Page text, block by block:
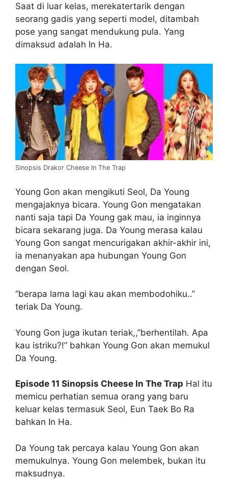
Saat di luar kelas, merekatertarik dengan
seorang gadis yang seperti model, ditambah
pose yang sangat mendukung pula. Yang
dimaksud adalah In Ha.
Sinopsis Drakor Cheese In The Trap
Young Gon akan mengikuti Seol, Da Young
mengajaknya bicara. Young Gon mengatakan
nanti saja tapi Da Young gak mau, ia inginnya
bicara sekarang juga. Da Young merasa kalau
Young Gon sangat mencurigakan akhir-akhir ini,
ia menanyakan apa hubungan Young Gon
dengan Seol.
“berapa lama lagi kau akan membodohiku..”
teriak Da Young.
Young Gon juga ikutan teriak,,”berhentilah. Apa
kau istriku?!” bahkan Young Gon akan memukul
Da Young.
Episode 11 Sinopsis Cheese In The Trap Hal itu
memicu perhatian semua orang yang baru
keluar kelas termasuk Seol, Eun Taek Bo Ra
bahkan In Ha.
Da Young tak percaya kalau Young Gon akan
memukulnya. Young Gon melembek, bukan itu
maksudnya.